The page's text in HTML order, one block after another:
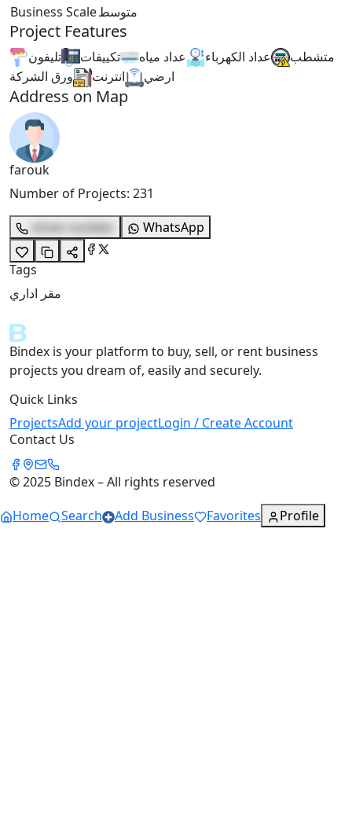
Business Scaleمتوسط
Project Features
متشطب عداد الكهرباء عداد مياه تكييفات
تليفون
ارضي
انترنت ورق الشركة
Address on Map
farouk
Number of Projects: 231
show number
WhatsApp
Tags
مقر اداري
Bindex is your platform to buy, sell, or rent business
projects you dream of, easily and securely.
Quick Links
ProjectsAdd your projectLogin / Create Account
Contact Us
© 2025 Bindex – All rights reserved
Home
Search Add Business Favorites Profile